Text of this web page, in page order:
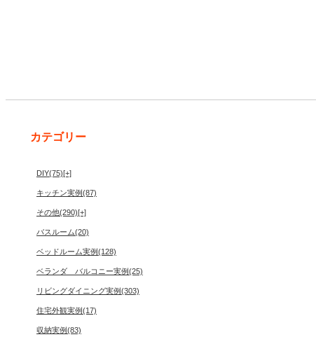
カテゴリー
DIY(75)[+]
キッチン実例(87)
その他(290)[+]
バスルーム(20)
ベッドルーム実例(128)
ベランダ バルコニー実例(25)
リビングダイニング実例(303)
住宅外観実例(17)
収納実例(83)